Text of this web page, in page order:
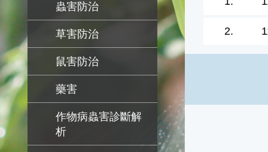
蟲害防治
草害防治
鼠害防治
藥害
作物病蟲害診斷解
析
2.